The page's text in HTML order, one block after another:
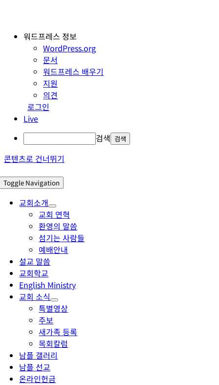
워드프레스 정보
WordPress.org
문서
워드프레스 배우기
지원
의견
로그인
Live
검색
콘텐츠로 건너뛰기
Toggle Navigation
교회소개
교회 연혁
환영의 말씀
섬기는 사람들
예배안내
설교 말씀
교회학교
English Ministry
교회 소식
특별영상
주보
새가족 등록
목회칼럼
남플 갤러리
남플 선교
온라인헌금